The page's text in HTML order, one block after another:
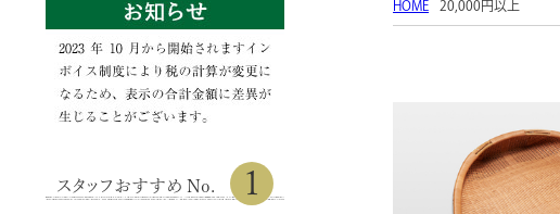
スタッフおすすめ No. 1
HOME 20,000円以上